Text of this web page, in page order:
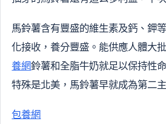
馬鈴薯含有豐盛的維生素及鈣、鉀
化接收，養分豐盛。能供應人體大
養網鈴薯和全脂牛奶就足以保持性
特殊是北美，馬鈴薯早就成為第二
包養網